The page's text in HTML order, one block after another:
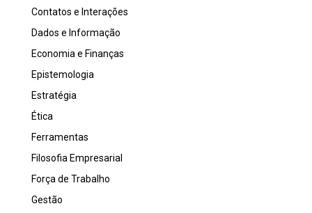
Contatos e Interações
Dados e Informação
Economia e Finanças
Epistemologia
Estratégia
Ética
Ferramentas
Filosofia Empresarial
Força de Trabalho
Gestão